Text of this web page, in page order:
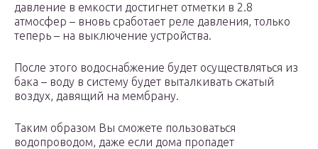
давление в емкости достигнет отметки в 2.8
атмосфер – вновь сработает реле давления, только
теперь – на выключение устройства.
После этого водоснабжение будет осуществляться из
бака – воду в систему будет выталкивать сжатый
воздух, давящий на мембрану.
Таким образом Вы сможете пользоваться
водопроводом, даже если дома пропадет